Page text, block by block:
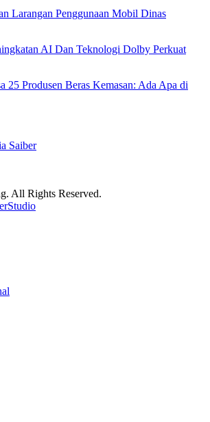
Larangan Penggunaan Mobil Dinas
AI Dan Teknologi Dolby Perkuat
25 Produsen Beras Kemasan: Ada Apa di
Saiber
All Rights Reserved.